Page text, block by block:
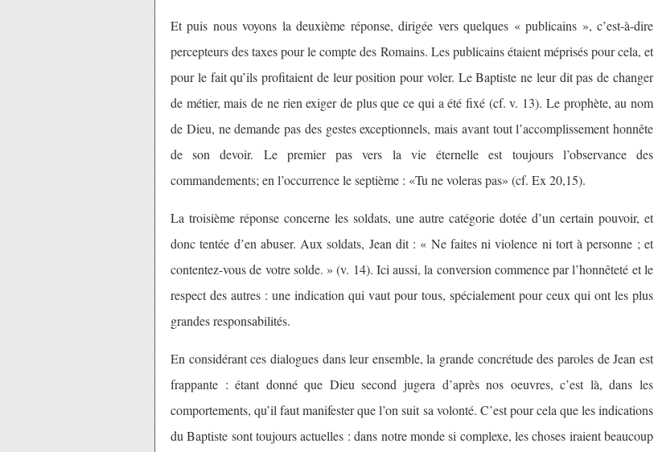
Et puis nous voyons la deuxième réponse, dirigée vers quelques « publicains », c’est-à-dire
percepteurs des taxes pour le compte des Romains. Les publicains étaient méprisés pour cela, et
pour le fait qu’ils profitaient de leur position pour voler. Le Baptiste ne leur dit pas de changer
de métier, mais de ne rien exiger de plus que ce qui a été fixé (cf. v. 13). Le prophète, au nom
de Dieu, ne demande pas des gestes exceptionnels, mais avant tout l’accomplissement honnête
de son devoir. Le premier pas vers la vie éternelle est toujours l’observance des
commandements; en l’occurrence le septième : «Tu ne voleras pas» (cf. Ex 20,15).
La troisième réponse concerne les soldats, une autre catégorie dotée d’un certain pouvoir, et
donc tentée d’en abuser. Aux soldats, Jean dit : « Ne faites ni violence ni tort à personne ; et
contentez-vous de votre solde. » (v. 14). Ici aussi, la conversion commence par l’honnêteté et le
respect des autres : une indication qui vaut pour tous, spécialement pour ceux qui ont les plus
grandes responsabilités.
En considérant ces dialogues dans leur ensemble, la grande concrétude des paroles de Jean est
frappante : étant donné que Dieu second jugera d’après nos oeuvres, c’est là, dans les
comportements, qu’il faut manifester que l’on suit sa volonté. C’est pour cela que les indications
du Baptiste sont toujours actuelles : dans notre monde si complexe, les choses iraient beaucoup